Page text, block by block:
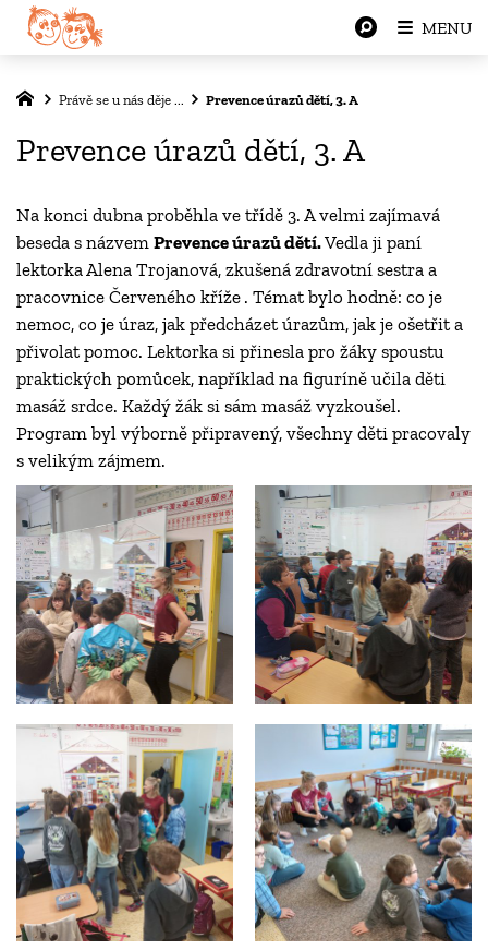
Právě se u nás děje ... Prevence úrazů dětí, 3. A
Prevence úrazů dětí, 3. A
Na konci dubna proběhla ve třídě 3. A velmi zajímavá
beseda s názvem Prevence úrazů dětí.Vedla ji paní
lektorka Alena Trojanová, zkušená zdravotní sestra a
pracovnice Červeného kříže . Témat bylo hodně: co je
nemoc, co je úraz, jak předcházet úrazům, jak je ošetřit a
přivolat pomoc. Lektorka si přinesla pro žáky spoustu
praktických pomůcek, například na figuríně učila děti
masáž srdce. Každý žák si sám masáž vyzkoušel.
Program byl výborně připravený, všechny děti pracovaly
s velikým zájmem.
MENU